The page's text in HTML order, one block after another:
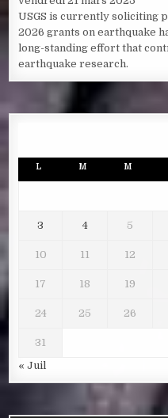
USGS is currently soliciting
2026 grants on earthquake
long-standing effort that
earthquake research.
L M M
3 4 5
10 11 12
17 18 19
24 25 26
31
« Juil